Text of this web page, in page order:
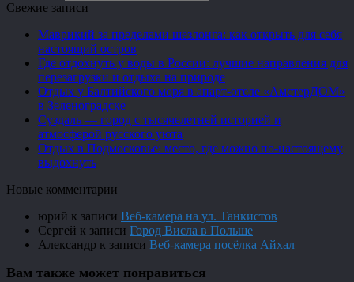
Свежие записи
Маврикий за пределами шезлонга: как открыть для себя
настоящий остров
Где отдохнуть у воды в России: лучшие направления для
перезагрузки и отдыха на природе
Отдых у Балтийского моря в апарт-отеле «АмстерДОМ»
в Зеленоградске
Суздаль — город с тысячелетней историей и
атмосферой русского уюта
Отдых в Подмосковье: место, где можно по-настоящему
выдохнуть
Новые комментарии
юрий к записи Веб-камера на ул. Танкистов
Сергей к записи Город Висла в Польше
Александр к записи Веб-камера посёлка Айхал
Вам также может понравиться